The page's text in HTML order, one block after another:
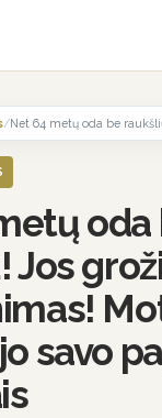
/
oda
Jos
savo